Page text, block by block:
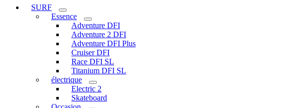
SURF
Essence
Adventure DFI
Adventure 2 DFI
Adventure DFI Plus
Cruiser DFI
Race DFI SL
Titanium DFI SL
électrique
Electric 2
Skateboard